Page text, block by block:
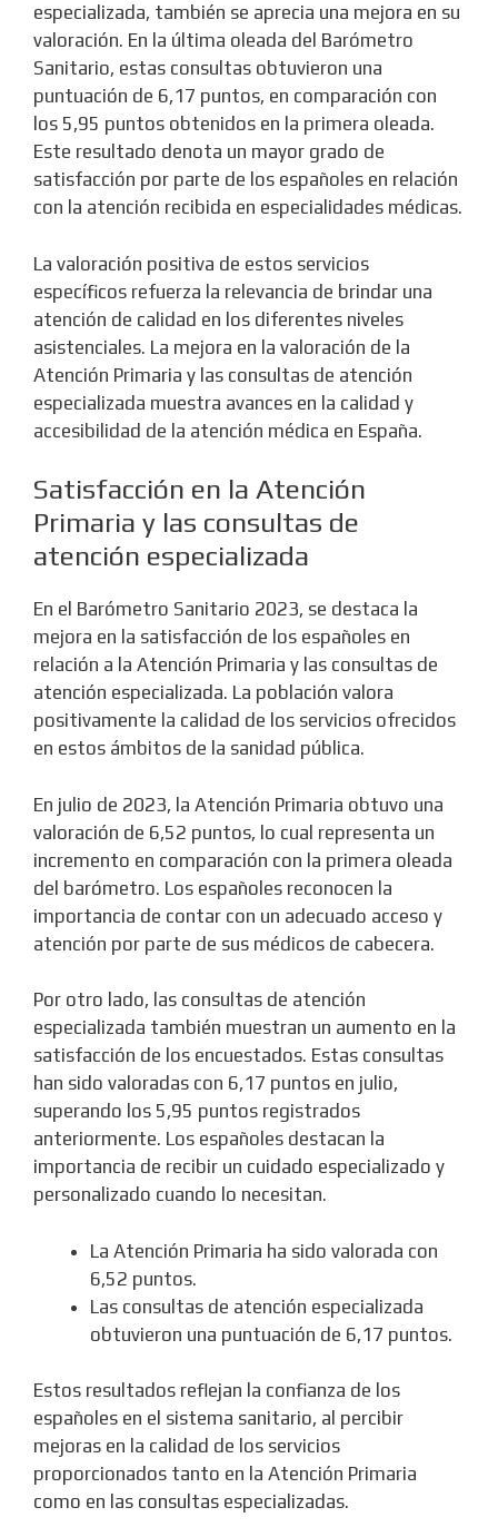
especializada, también se aprecia una mejora en su
valoración. En la última oleada del Barómetro
Sanitario, estas consultas obtuvieron una
puntuación de 6,17 puntos, en comparación con
los 5,95 puntos obtenidos en la primera oleada.
Este resultado denota un mayor grado de
satisfacción por parte de los españoles en relación
con la atención recibida en especialidades médicas.
La valoración positiva de estos servicios
específicos refuerza la relevancia de brindar una
atención de calidad en los diferentes niveles
asistenciales. La mejora en la valoración de la
Atención Primaria y las consultas de atención
especializada muestra avances en la calidad y
accesibilidad de la atención médica en España.
Satisfacción en la Atención
Primaria y las consultas de
atención especializada
En el Barómetro Sanitario 2023, se destaca la
mejora en la satisfacción de los españoles en
relación a la Atención Primaria y las consultas de
atención especializada. La población valora
positivamente la calidad de los servicios ofrecidos
en estos ámbitos de la sanidad pública.
En julio de 2023, la Atención Primaria obtuvo una
valoración de 6,52 puntos, lo cual representa un
incremento en comparación con la primera oleada
del barómetro. Los españoles reconocen la
importancia de contar con un adecuado acceso y
atención por parte de sus médicos de cabecera.
Por otro lado, las consultas de atención
especializada también muestran un aumento en la
satisfacción de los encuestados. Estas consultas
han sido valoradas con 6,17 puntos en julio,
superando los 5,95 puntos registrados
anteriormente. Los españoles destacan la
importancia de recibir un cuidado especializado y
personalizado cuando lo necesitan.
La Atención Primaria ha sido valorada con
6,52 puntos.
Las consultas de atención especializada
obtuvieron una puntuación de 6,17 puntos.
Estos resultados reflejan la confianza de los
españoles en el sistema sanitario, al percibir
mejoras en la calidad de los servicios
proporcionados tanto en la Atención Primaria
como en las consultas especializadas.